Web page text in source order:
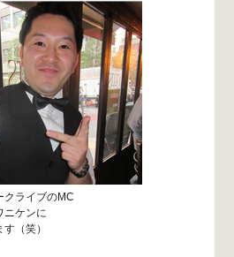
クライブのMC
ニケンに
（笑）